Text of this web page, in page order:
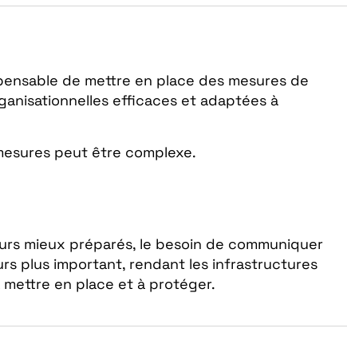
de mettre en place des mesures de
efficaces et adaptées à
peut être complexe.
mieux préparés, le besoin de communiquer
plus important, rendant les infrastructures
en place et à protéger.